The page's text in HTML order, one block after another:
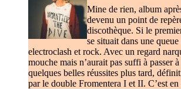
Mine de rien, album
devenu un point de
discothèque. Si le
se situait dans une
electroclash et rock. Avec un regard
mouche mais n’aurait pas suffi à passer
quelques belles réussites plus tard,
par le double Fromentera I et II. C’est